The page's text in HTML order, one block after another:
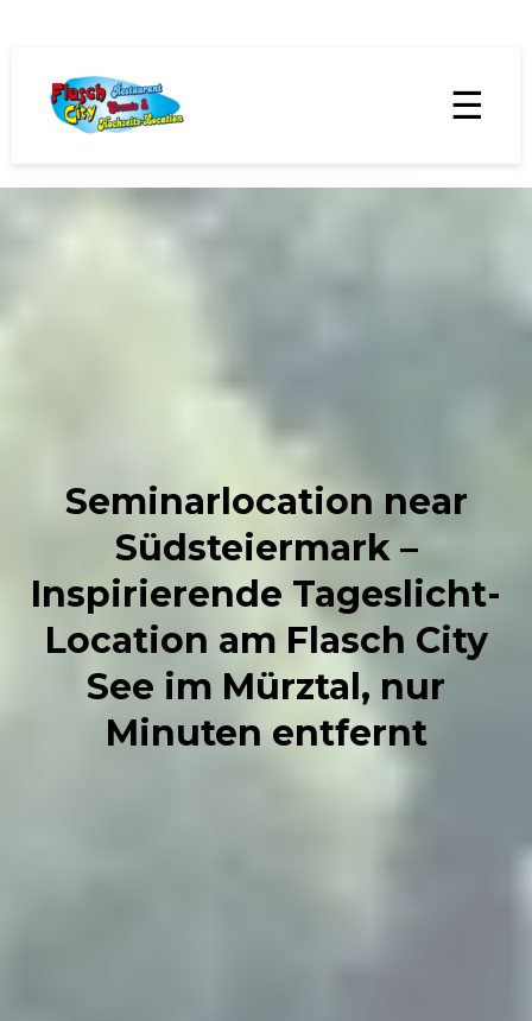
☰
Seminarlocation near
Südsteiermark –
Inspirierende Tageslicht-
Location am Flasch City
See im Mürztal, nur
Minuten entfernt